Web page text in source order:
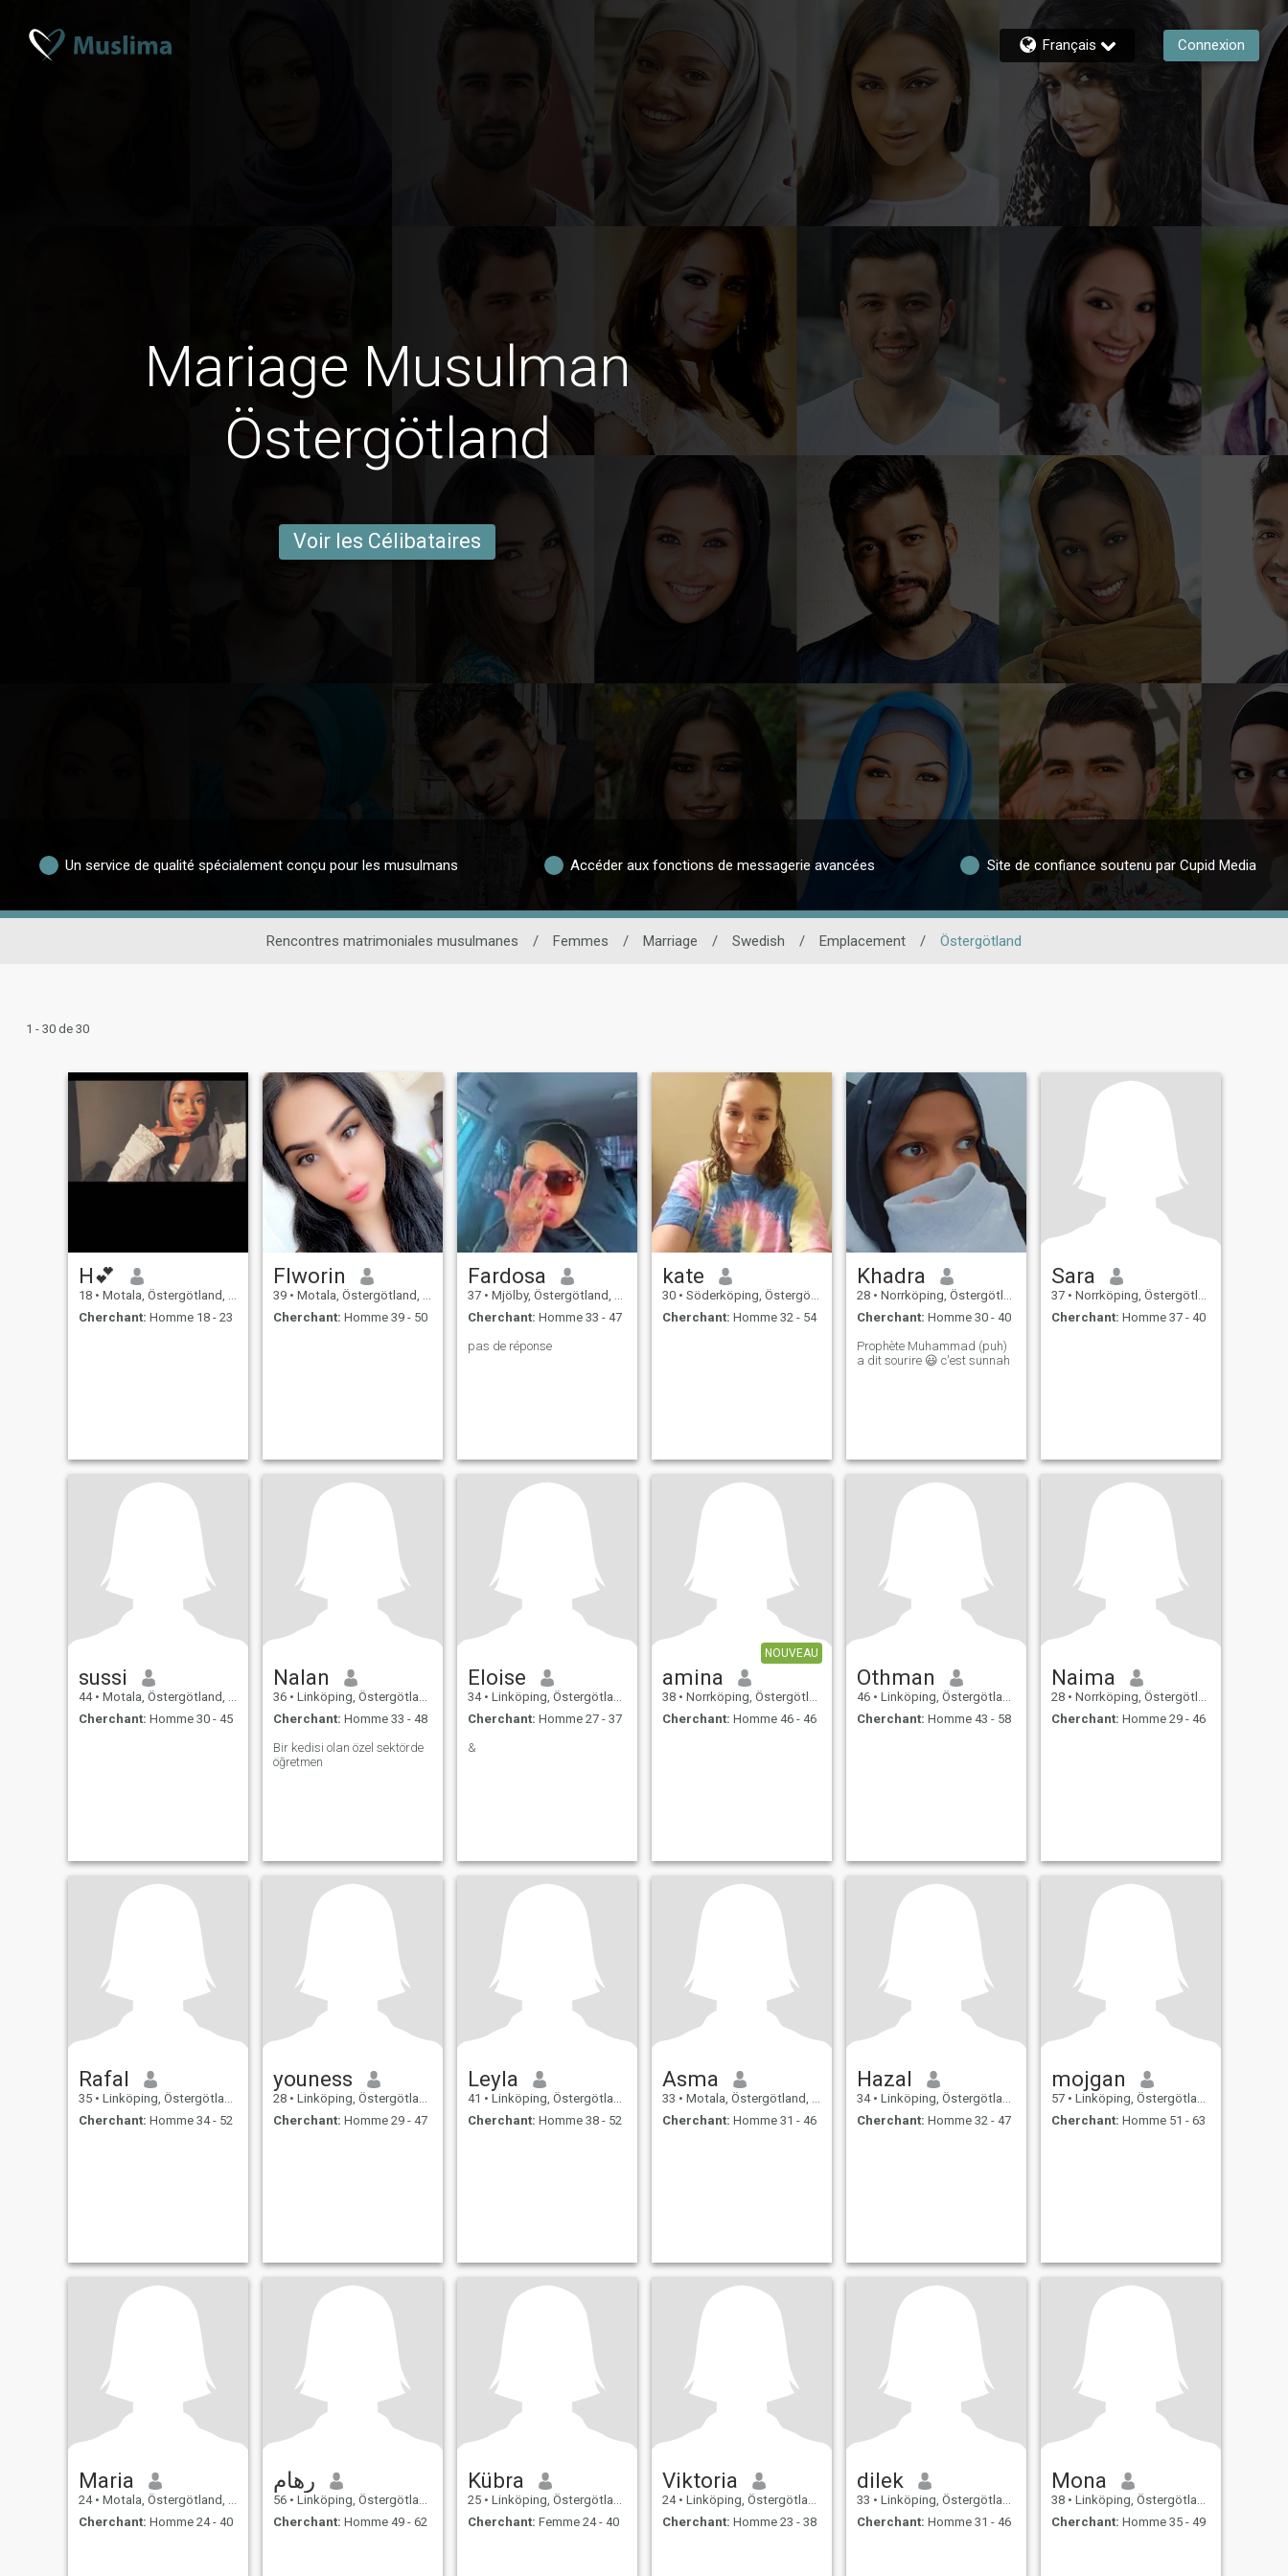
Français Connexion
Mariage Musulman
Östergötland
Voir les Célibataires
Un service de qualité spécialement conçu pour les musulmans Accéder aux fonctions de messagerie avancées Site de confiance soutenu par Cupid Media
Rencontres matrimoniales musulmanes / Femmes / Marriage / Swedish / Emplacement / Östergötland
1 - 30 de 30
H💕
18 • Motala, Östergötland, Suède
Cherchant: Homme 18 - 23
Flworin
39 • Motala, Östergötland, Suède
Cherchant: Homme 39 - 50
Fardosa
37 • Mjölby, Östergötland, Suède
Cherchant: Homme 33 - 47
pas de réponse
kate
30 • Söderköping, Östergötland, Suède
Cherchant: Homme 32 - 54
Khadra
28 • Norrköping, Östergötland, Suède
Cherchant: Homme 30 - 40
Prophète Muhammad (puh)
a dit sourire 😃 c'est sunnah
Sara
37 • Norrköping, Östergötland, Suède
Cherchant: Homme 37 - 40
sussi
44 • Motala, Östergötland, Suède
Cherchant: Homme 30 - 45
Nalan
36 • Linköping, Östergötland, Suède
Cherchant: Homme 33 - 48
Bir kedisi olan özel sektörde
öğretmen
Eloise
34 • Linköping, Östergötland, Suède
Cherchant: Homme 27 - 37
&
NOUVEAU
amina
38 • Norrköping, Östergötland, Suède
Cherchant: Homme 46 - 46
Othman
46 • Linköping, Östergötland, Suède
Cherchant: Homme 43 - 58
Naima
28 • Norrköping, Östergötland, Suède
Cherchant: Homme 29 - 46
Rafal
35 • Linköping, Östergötland, Suède
Cherchant: Homme 34 - 52
youness
28 • Linköping, Östergötland, Suède
Cherchant: Homme 29 - 47
Leyla
41 • Linköping, Östergötland, Suède
Cherchant: Homme 38 - 52
Asma
33 • Motala, Östergötland, Suède
Cherchant: Homme 31 - 46
Hazal
34 • Linköping, Östergötland, Suède
Cherchant: Homme 32 - 47
mojgan
57 • Linköping, Östergötland, Suède
Cherchant: Homme 51 - 63
Maria
24 • Motala, Östergötland, Suède
Cherchant: Homme 24 - 40
رهام
56 • Linköping, Östergötland, Suède
Cherchant: Homme 49 - 62
Kübra
25 • Linköping, Östergötland, Suède
Cherchant: Femme 24 - 40
Viktoria
24 • Linköping, Östergötland, Suède
Cherchant: Homme 23 - 38
dilek
33 • Linköping, Östergötland, Suède
Cherchant: Homme 31 - 46
Mona
38 • Linköping, Östergötland, Suède
Cherchant: Homme 35 - 49